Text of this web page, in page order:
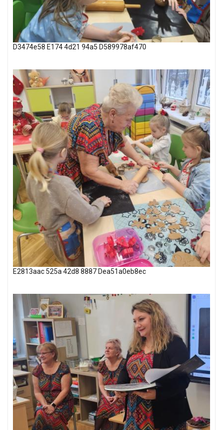
D3474e58 E174 4d21 94a5 D589978af470
E2813aac 525a 42d8 8887 Dea51a0eb8ec